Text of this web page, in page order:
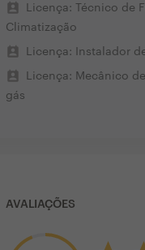
perm_contact_calendar
Licença: Técnico de
Climatização
perm_contact_calendar Licença: Instalador
perm_contact_calendar
Licença: Mecânico
gás
AVALIAÇÕES